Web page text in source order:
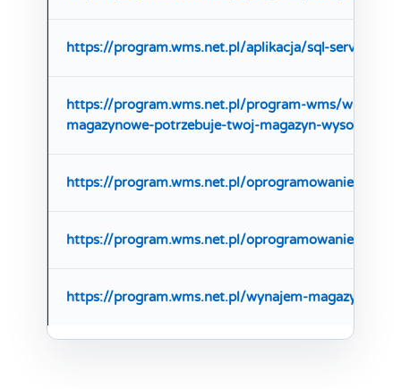
https://program.wms.net.pl/aplikacja/sql-server/
https://program.wms.net.pl/program-wms/wms-
magazynowe-potrzebuje-twoj-magazyn-wysokiego-
https://program.wms.net.pl/oprogramowanie/
https://program.wms.net.pl/oprogramowanie/
https://program.wms.net.pl/wynajem-magazynu/